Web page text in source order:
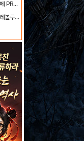
우마무스메 PRETTY DERBY
리니지2 레볼루션